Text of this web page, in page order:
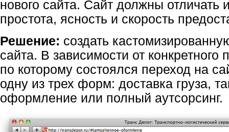
нового сайта. Сайт должны отличать
простота, ясность и скорость
Решение: создать
сайта. В зависимости от конкретного
по которому состоялся переход на
одну из трех форм: доставка груза,
оформление или полный аутсорсинг.